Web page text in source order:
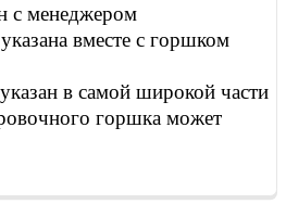
с менеджером
вместе с горшком
в самой широкой части
горшка может